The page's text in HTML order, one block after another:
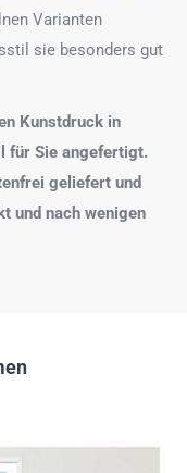
Varianten
sie besonders gut
Kunstdruck in
für Sie angefertigt.
geliefert und
und nach wenigen